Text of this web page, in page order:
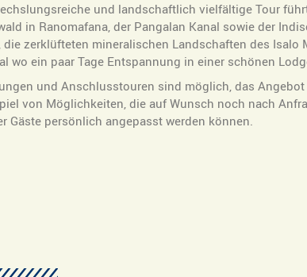
und landschaftlich vielfältige Tour
in Ranomafana, der Pangalan Kanal sowie der
die zerklüfteten mineralischen Landschaften des Isalo
wo ein paar Tage Entspannung in einer schönen
und Anschlusstouren sind möglich, das
von Möglichkeiten, die auf Wunsch noch nach
Gäste persönlich angepasst werden können.